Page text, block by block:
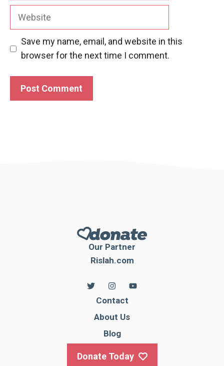
Website
Save my name, email, and website in this
browser for the next time I comment.
Our Partner
Rislah.com
Contact
About Us
Blog
Donate Today